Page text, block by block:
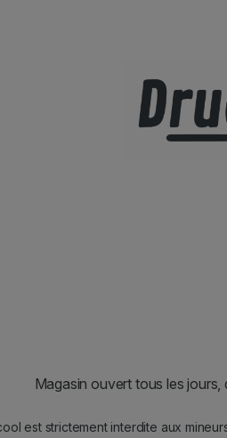
Magasin ouvert tous les jours,
est strictement interdite aux